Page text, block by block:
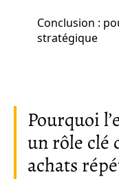
Conclusion :
stratégique
Pourquoi
un rôle clé
achats